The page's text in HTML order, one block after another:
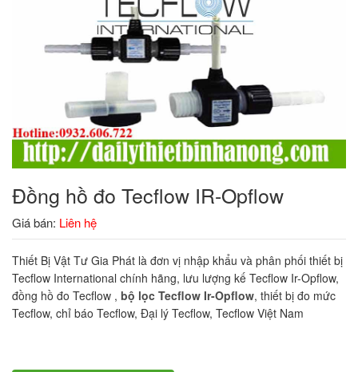
Đồng hồ đo Tecflow IR-Opflow
Giá bán: Liên hệ
Thiết Bị Vật Tư Gia Phát là đơn vị nhập khẩu và phân phối thiết bị
Tecflow International chính hãng, lưu lượng kế Tecflow Ir-Opflow,
đồng hồ đo Tecflow , bộ lọc Tecflow Ir-Opflow, thiết bị đo mức
Tecflow, chỉ báo Tecflow, Đại lý Tecflow, Tecflow Việt Nam